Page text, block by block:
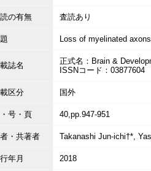
の有無 査読あり
Loss of myelinated
誌名
正式名：Brain &
ISSNコード：03877604
区分 国外
号・頁 40,pp.947-951
・共著者 Takanashi Jun-ichi†*,
年月 2018